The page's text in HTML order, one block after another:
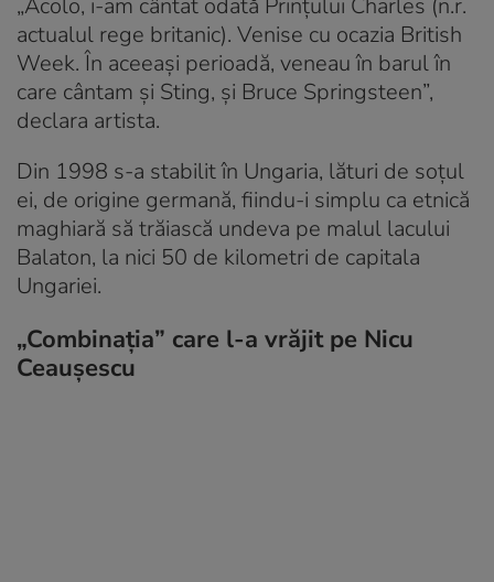
„Acolo, i-am cântat odată Prințului Charles (n.r.
actualul rege britanic). Venise cu ocazia British
Week. În aceeași perioadă, veneau în barul în
care cântam și Sting, și Bruce Springsteen”,
declara artista.
Din 1998 s-a stabilit în Ungaria, lături de soțul
ei, de origine germană, fiindu-i simplu ca etnică
maghiară să trăiască undeva pe malul lacului
Balaton, la nici 50 de kilometri de capitala
Ungariei.
„Combinația” care l-a vrăjit pe Nicu
Ceaușescu